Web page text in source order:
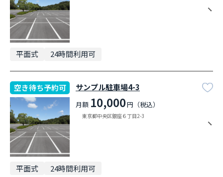
平面式 24時間利用可
空き待ち予約可 サンプル駐車場4-3
月額 10,000円（税込）
東京都中央区銀座６丁目2-3
平面式 24時間利用可